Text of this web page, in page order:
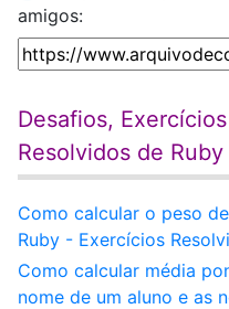
amigos:
Desafios,
Resolvidos de Ruby
Como calcular o peso
Ruby - Exercícios
Como calcular média
nome de um aluno e as